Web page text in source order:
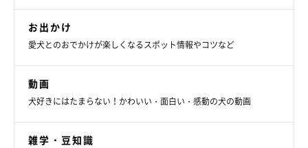
お出かけ
愛犬とのおでかけが楽しくなるスポット情報やコツなど
動画
犬好きにはたまらない！かわいい・面白い・感動の犬の動画
雑学・豆知識